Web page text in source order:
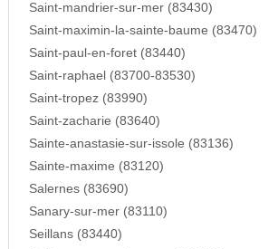
Saint-mandrier-sur-mer (83430)
Saint-maximin-la-sainte-baume (83470)
Saint-paul-en-foret (83440)
Saint-raphael (83700-83530)
Saint-tropez (83990)
Saint-zacharie (83640)
Sainte-anastasie-sur-issole (83136)
Sainte-maxime (83120)
Salernes (83690)
Sanary-sur-mer (83110)
Seillans (83440)